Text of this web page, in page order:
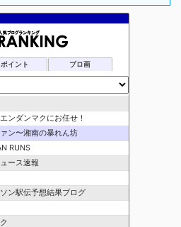
ポイント ブロ画
ンダンマクにお任せ！
ン〜湘南の暴れん坊
RUNS
ース速報
ン駅伝予想結果ブログ